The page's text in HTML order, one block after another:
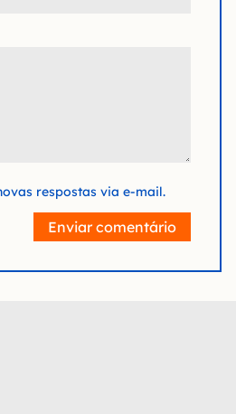
respostas via e-mail.
Enviar comentário